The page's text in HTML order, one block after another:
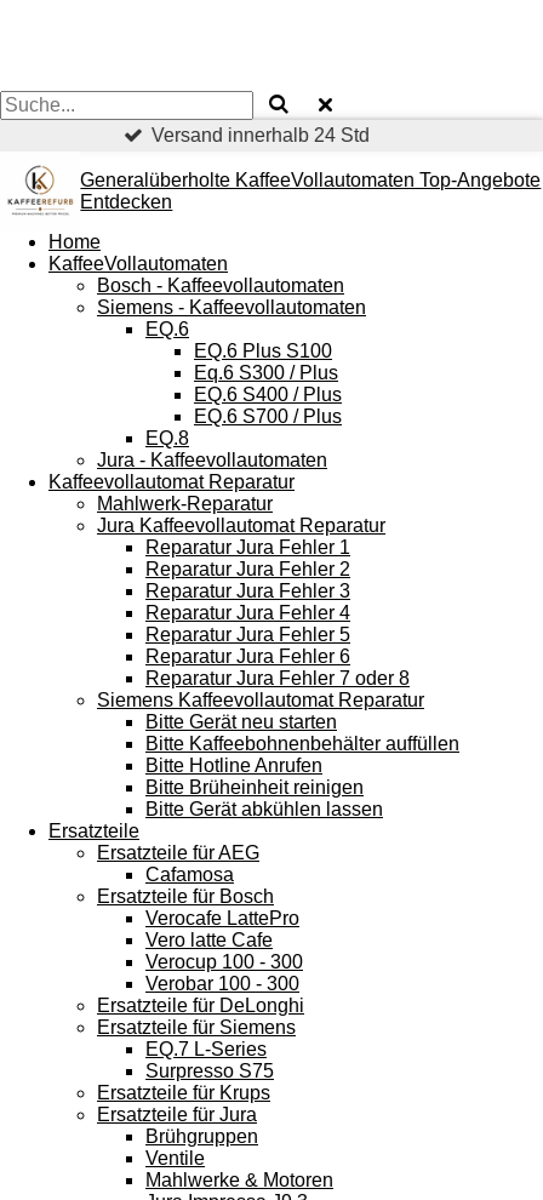
Top Kundenservice
Generalüberholte KaffeeVollautomaten Top-Angebote
Entdecken
Home
KaffeeVollautomaten
Bosch - Kaffeevollautomaten
Siemens - Kaffeevollautomaten
EQ.6
EQ.6 Plus S100
Eq.6 S300 / Plus
EQ.6 S400 / Plus
EQ.6 S700 / Plus
EQ.8
Jura - Kaffeevollautomaten
Kaffeevollautomat Reparatur
Mahlwerk-Reparatur
Jura Kaffeevollautomat Reparatur
Reparatur Jura Fehler 1
Reparatur Jura Fehler 2
Reparatur Jura Fehler 3
Reparatur Jura Fehler 4
Reparatur Jura Fehler 5
Reparatur Jura Fehler 6
Reparatur Jura Fehler 7 oder 8
Siemens Kaffeevollautomat Reparatur
Bitte Gerät neu starten
Bitte Kaffeebohnenbehälter auffüllen
Bitte Hotline Anrufen
Bitte Brüheinheit reinigen
Bitte Gerät abkühlen lassen
Ersatzteile
Ersatzteile für AEG
Cafamosa
Ersatzteile für Bosch
Verocafe LattePro
Vero latte Cafe
Verocup 100 - 300
Verobar 100 - 300
Ersatzteile für DeLonghi
Ersatzteile für Siemens
EQ.7 L-Series
Surpresso S75
Ersatzteile für Krups
Ersatzteile für Jura
Brühgruppen
Ventile
Mahlwerke & Motoren